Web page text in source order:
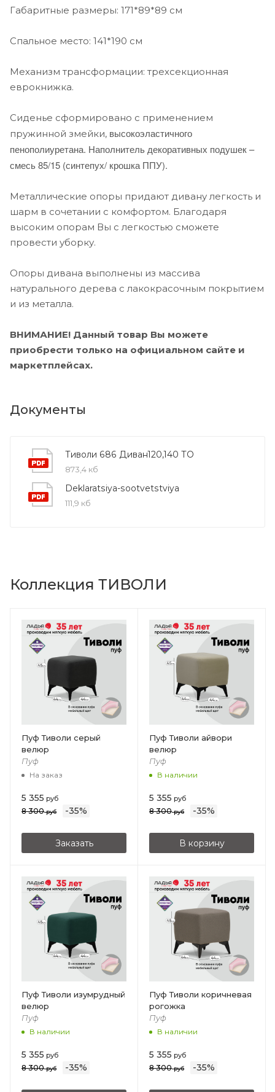
Габаритные размеры: 171*89*89 см
Спальное место: 141*190 см
Механизм трансформации: трехсекционная
еврокнижка.
Сиденье сформировано с применением
пружинной змейки, высокоэластичного
пенополиуретана. Наполнитель декоративных подушек –
смесь 85/15 (синтепух/ крошка ППУ).
Металлические опоры придают дивану легкость и
шарм в сочетании с комфортом. Благодаря
высоким опорам Вы с легкостью сможете
провести уборку.
Опоры дивана выполнены из массива
натурального дерева с лакокрасочным покрытием
и из металла.
ВНИМАНИЕ! Данный товар Вы можете
приобрести только на официальном сайте и
маркетплейсах.
Документы
Тиволи 686 Диван120,140 ТО
873,4 кб
Deklaratsiya-sootvetstviya
111,9 кб
Коллекция ТИВОЛИ
Пуф Тиволи серый
велюр
Пуф
На заказ
5 355 руб
8 300руб -35%
Заказать
Пуф Тиволи айвори
велюр
Пуф
В наличии
5 355 руб
8 300руб -35%
В корзину
Пуф Тиволи изумрудный
велюр
Пуф
В наличии
5 355 руб
8 300руб -35%
Пуф Тиволи коричневая
рогожка
Пуф
В наличии
5 355 руб
8 300руб -35%